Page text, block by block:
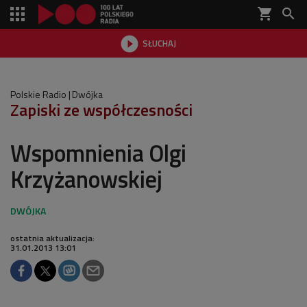
shopping_cart 
 SŁUCHAJ

Polskie Radio Dwójka
Zapiski ze współczesności
Wspomnienia Olgi
Krzyżanowskiej
ostatnia aktualizacja:
31.01.2013 13:01